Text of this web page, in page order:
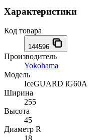
Характеристики
Код товара
144596
Производитель
Yokohama
Модель
IceGUARD iG60A
Ширина
255
Высота
45
Диаметр R